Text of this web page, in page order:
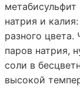
натрия и
разного
паров натрия,
соли в
высокой